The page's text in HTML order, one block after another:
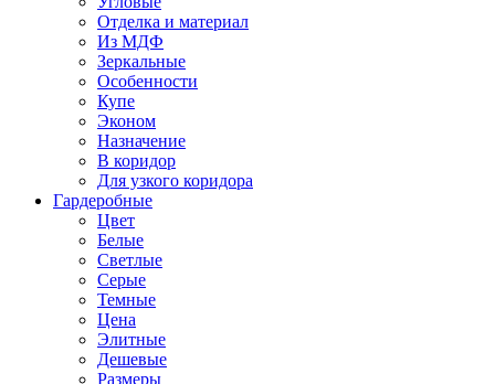
Отделка и материал
Из МДФ
Зеркальные
Особенности
Купе
Эконом
Назначение
В коридор
Для узкого коридора
Гардеробные
Цвет
Белые
Светлые
Серые
Темные
Цена
Элитные
Дешевые
Размеры